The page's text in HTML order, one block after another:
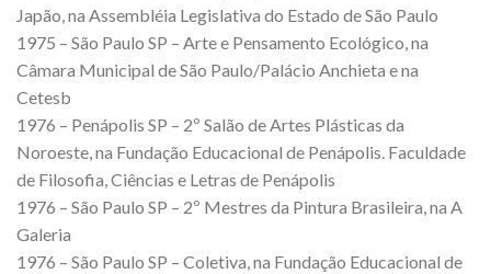
Japão, na Assembléia Legislativa do Estado de São Paulo
1975 – São Paulo SP – Arte e Pensamento Ecológico, na
Câmara Municipal de São Paulo/Palácio Anchieta e na
Cetesb
1976 – Penápolis SP – 2º Salão de Artes Plásticas da
Noroeste, na Fundação Educacional de Penápolis. Faculdade
de Filosofia, Ciências e Letras de Penápolis
1976 – São Paulo SP – 2º Mestres da Pintura Brasileira, na A
Galeria
1976 – São Paulo SP – Coletiva, na Fundação Educacional de